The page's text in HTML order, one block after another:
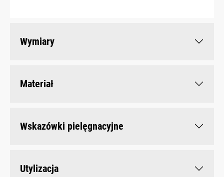
Wymiary
Materiał
Wskazówki pielęgnacyjne
Utylizacja